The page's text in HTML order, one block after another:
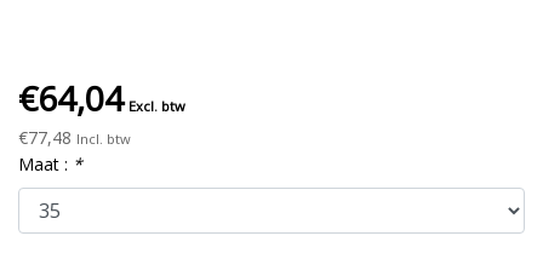
€64,04 Excl. btw
€77,48 Incl. btw
Maat : *